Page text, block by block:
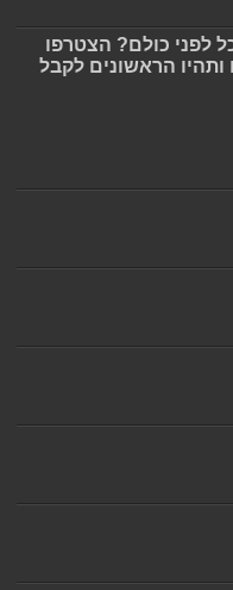
לפני כולם? הצטרפו
הראשונים לקבל